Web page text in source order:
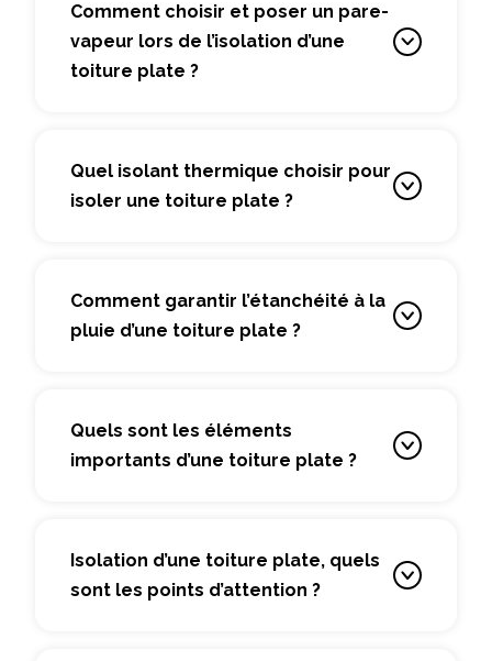
Comment choisir et poser un pare-
vapeur lors de l’isolation d’une
toiture plate ?
Quel isolant thermique choisir pour
isoler une toiture plate ?
Comment garantir l’étanchéité à la
pluie d’une toiture plate ?
Quels sont les éléments
importants d’une toiture plate ?
Isolation d’une toiture plate, quels
sont les points d’attention ?